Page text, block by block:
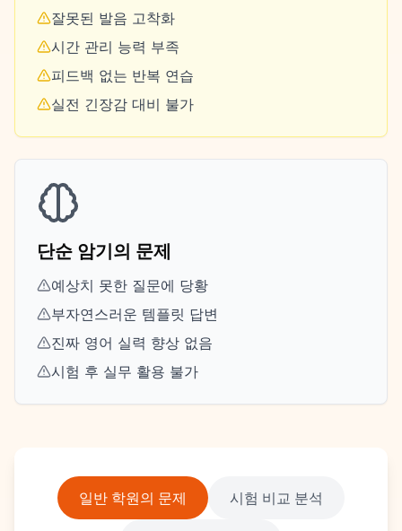
잘못된 발음 고착화
시간 관리 능력 부족
피드백 없는 반복 연습
실전 긴장감 대비 불가
단순 암기의 문제
예상치 못한 질문에 당황
부자연스러운 템플릿 답변
진짜 영어 실력 향상 없음
시험 후 실무 활용 불가
일반 학원의 문제 시험 비교 분석